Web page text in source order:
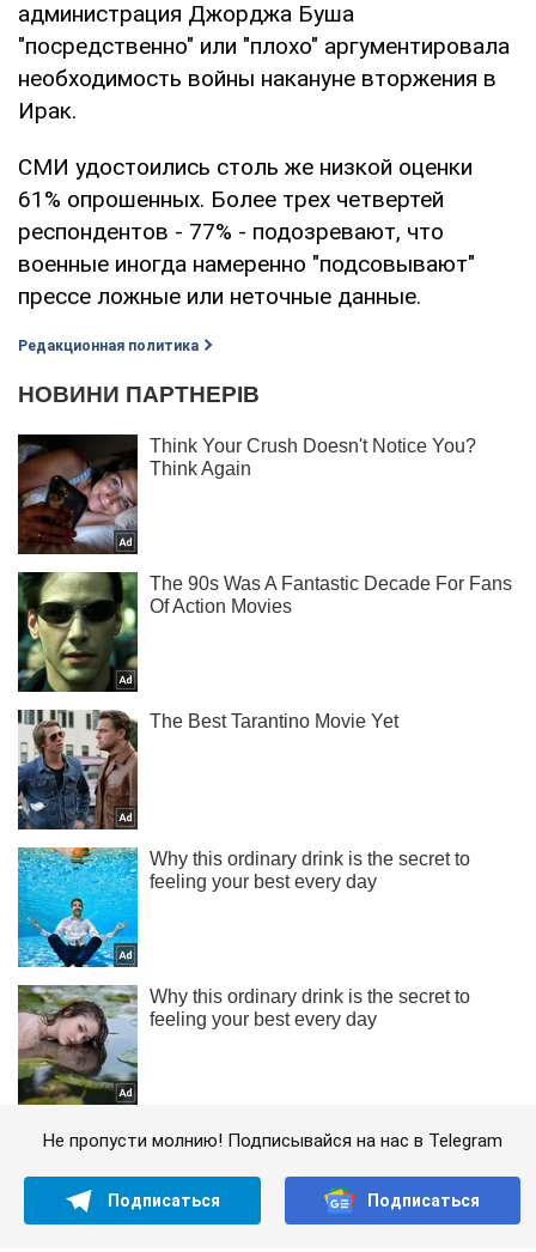
администрация Джорджа Буша
"посредственно" или "плохо" аргументировала
необходимость войны накануне вторжения в
Ирак.
СМИ удостоились столь же низкой оценки
61% опрошенных. Более трех четвертей
респондентов - 77% - подозревают, что
военные иногда намеренно "подсовывают"
прессе ложные или неточные данные.
Редакционная политика
Не пропусти молнию! Подписывайся на нас в Telegram
Подписаться Подписаться